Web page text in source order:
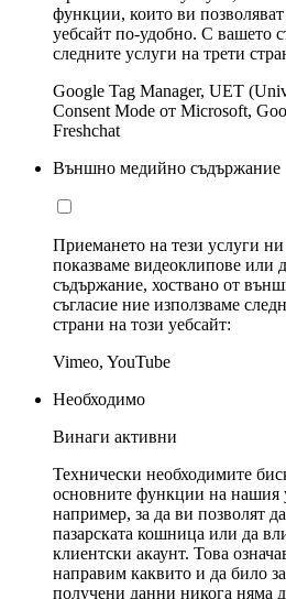
функции, които ви
уебсайт по-удобно. С вашето
следните услуги на трети
Google Tag Manager, UET
Consent Mode от Microsoft,
Freshchat
Външно медийно съдържание
Приемането на тези услуги ни
показваме видеоклипове или
съдържание, хоствано от
съгласие ние използваме
страни на този уебсайт:
Vimeo, YouTube
Необходимо
Винаги активни
Технически необходимите
основните функции на нашия
например, за да ви позволят
пазарската кошница или да
клиентски акаунт. Това
направим каквито и да било
получени данни никога няма